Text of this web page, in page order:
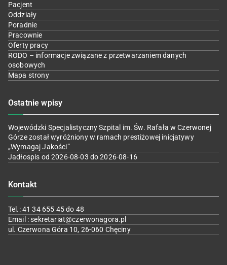
Pacjent
Oddziały
Poradnie
Pracownie
Oferty pracy
RODO – informacje związane z przetwarzaniem danych
osobowych
Mapa strony
Ostatnie wpisy
Wojewódzki Specjalistyczny Szpital im. Św. Rafała w Czerwonej
Górze został wyróżniony w ramach prestiżowej inicjatywy
„Wymagaj Jakości”
Jadłospis od 2026-08-03 do 2026-08-16
Kontakt
Tel.: 41 34 655 45 do 48
Email : sekretariat@czerwonagora.pl
ul. Czerwona Góra 10, 26-060 Chęciny